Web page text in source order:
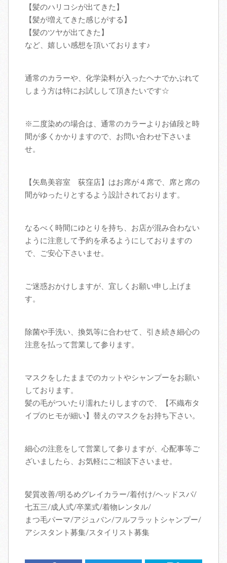
【髪のハリコシが出てきた】
【髪が増えてきた感じがする】
【髪のツヤが出てきた】
など、嬉しい感想を頂いております♪
通常のカラーや、化学染料が入ったヘナでかぶれて
しまう方は特にお試しして頂きたいです☆
※二度染めの場合は、通常のカラーよりお値段と時
間が多くかかりますので、お問い合わせ下さいま
せ。
【矢島美容室 荻窪店】はお席が４席で、席と席の
間がゆったりとするよう設計されております。
なるべく時間にゆとりを持ち、お店が混み合わない
ように注意して予約を承るようにしておりますの
で、ご安心下さいませ。
ご迷惑おかけしますが、宜しくお願い申し上げま
す。
除菌や手洗い、換気等に合わせて、引き続き細心の
注意を払って営業して参ります。
マスクをしたままでのカットやシャンプーをお願い
しております。
髪の毛がついたり濡れたりしますので、【不織布タ
イプのヒモが細い】替えのマスクをお持ち下さい。
細心の注意をして営業して参りますが、心配事等ご
ざいましたら、お気軽にご相談下さいませ。
髪質改善/明るめグレイカラー/着付け/ヘッドスパ/
七五三/成人式/卒業式/着物レンタル/
まつ毛パーマ/アジュバン/フルフラットシャンプー/
アシスタント募集/スタイリスト募集